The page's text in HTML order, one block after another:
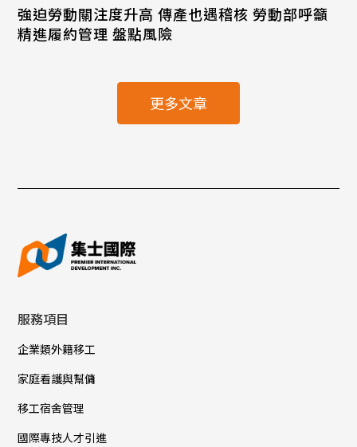
強迫勞動關注度升高 傳產也遇稽核 勞動部呼籲
精進履約管理 盤點風險
更多文章
服務項目
企業類外籍移工
家庭看護與幫傭
移工宿舍管理
國際專技人才引進